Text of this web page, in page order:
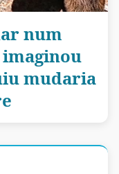
num
mudaria